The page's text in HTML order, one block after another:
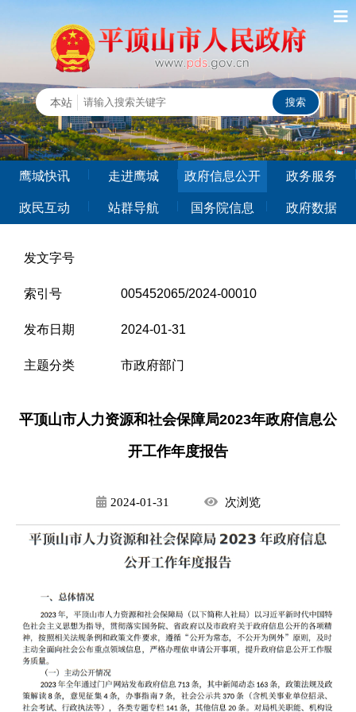
鹰城快讯 走进鹰城 政府信息公开 政务服务
政民互动 站群导航 国务院信息 政府数据
发文字号
索引号 005452065/2024-00010
发布日期 2024-01-31
主题分类 市政府部门
平顶山市人力资源和社会保障局2023年政府信息公
开工作年度报告
2024-01-31 次浏览